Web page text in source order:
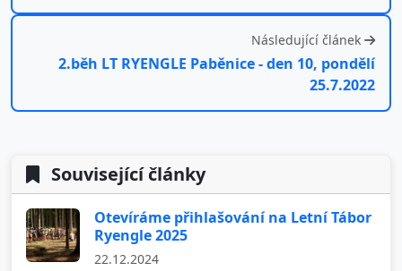
Následující článek
2.běh LT RYENGLE Paběnice - den 10, pondělí
25.7.2022
Související články
Otevíráme přihlašování na Letní Tábor
Ryengle 2025
22.12.2024